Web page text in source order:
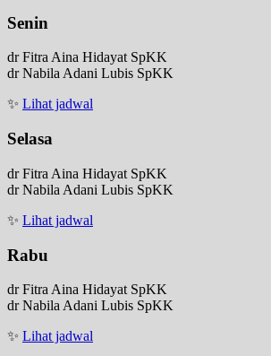
Senin
dr Fitra Aina Hidayat SpKK
dr Nabila Adani Lubis SpKK
✨ Lihat jadwal
Selasa
dr Fitra Aina Hidayat SpKK
dr Nabila Adani Lubis SpKK
✨ Lihat jadwal
Rabu
dr Fitra Aina Hidayat SpKK
dr Nabila Adani Lubis SpKK
✨ Lihat jadwal